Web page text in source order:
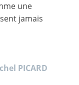
une
jamais
PICARD